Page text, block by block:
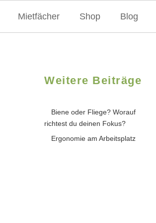
Mietfächer Shop Blog
Weitere Beiträge
Biene oder Fliege? Worauf
richtest du deinen Fokus?
Ergonomie am Arbeitsplatz